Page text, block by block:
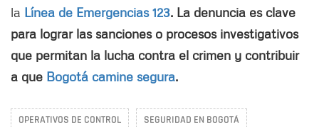
la Línea de Emergencias 123. La denuncia es clave
para lograr las sanciones o procesos investigativos
que permitan la lucha contra el crimen y contribuir
a que Bogotá camine segura.
OPERATIVOS DE CONTROL SEGURIDAD EN BOGOTÁ